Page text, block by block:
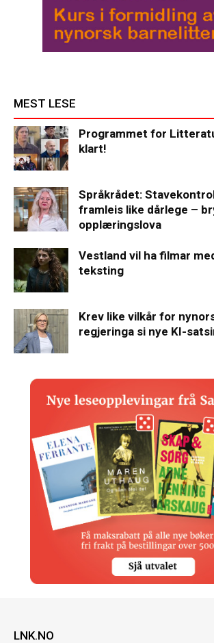
MEST LESE
Programmet for
klart!
Språkrådet:
framleis like dårlege –
opplæringslova
Vestland vil ha filmar
teksting
Krev like vilkår for
regjeringa si nye KI-
LNK.NO